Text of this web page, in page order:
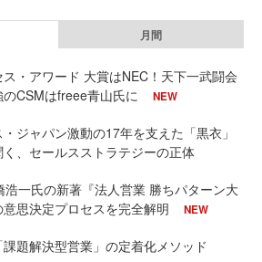
月間
・アワード 大賞はNEC！天下一武闘会
CSMはfreee青山氏に
NEW
ジャパン激動の17年を支えた「黒衣」
く、セールスストラテジーの正体
浩一氏の新著『法人営業 勝ちパターン大
思決定プロセスを完全解明
NEW
題解決型営業」の定着化メソッド